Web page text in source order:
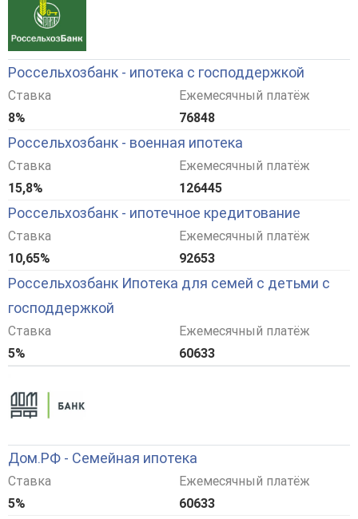
Россельхозбанк - ипотека с господдержкой
Ставка
8%
Ежемесячный платёж
76848
Россельхозбанк - военная ипотека
Ставка
15,8%
Ежемесячный платёж
126445
Россельхозбанк - ипотечное кредитование
Ставка
10,65%
Ежемесячный платёж
92653
Россельхозбанк Ипотека для семей с детьми с
господдержкой
Ставка
5%
Ежемесячный платёж
60633
Дом.РФ - Семейная ипотека
Ставка
5%
Ежемесячный платёж
60633